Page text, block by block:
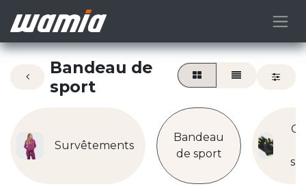
Bandeau de
sport
Survêtements
Bandeau
de sport